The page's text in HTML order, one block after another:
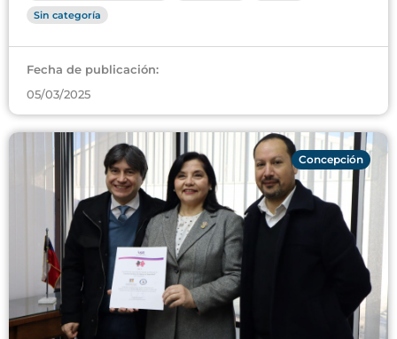
Sin categoría
Fecha de publicación:
05/03/2025
Concepción